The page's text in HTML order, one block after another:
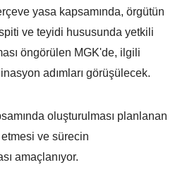
yasa kapsamında, örgütün
ve teyidi hususunda yetkili
öngörülen MGK'de, ilgili
adımları görüşülecek.
oluşturulması planlanan
ve sürecin
amaçlanıyor.